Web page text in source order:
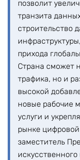
позволит
транзита
строительство
прихода
Страна сможет
трафика, но и
высокой
новые рабочие
услуги и
рынке
заместитель